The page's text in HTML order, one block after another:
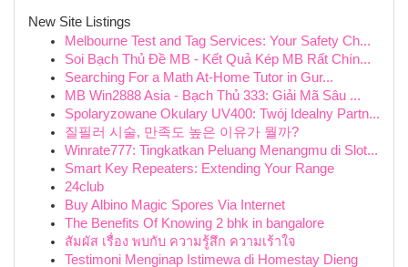
New Site Listings
Melbourne Test and Tag Services: Your Safety Ch...
Soi Bạch Thủ Đề MB - Kết Quả Kép MB Rất Chín...
Searching For a Math At-Home Tutor in Gur...
MB Win2888 Asia - Bạch Thủ 333: Giải Mã Sâu ...
Spolaryzowane Okulary UV400: Twój Idealny Partn...
질필러 시술, 만족도 높은 이유가 뭘까?
Winrate777: Tingkatkan Peluang Menangmu di Slot...
Smart Key Repeaters: Extending Your Range
24club
Buy Albino Magic Spores Via Internet
The Benefits Of Knowing 2 bhk in bangalore
สัมผัส เรื่อง พบกับ ความรู้สึก ความเร้าใจ
Testimoni Menginap Istimewa di Homestay Dieng